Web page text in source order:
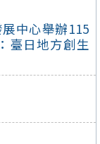
中心舉辦115
臺日地方創生